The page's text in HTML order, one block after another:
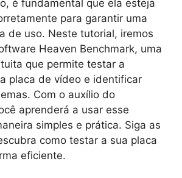
é fundamental que ela esteja
para garantir uma
de uso. Neste tutorial, iremos
Heaven Benchmark, uma
que permite testar a
placa de vídeo e identificar
Com o auxílio do
aprenderá a usar esse
simples e prática. Siga as
como testar a sua placa
eficiente.